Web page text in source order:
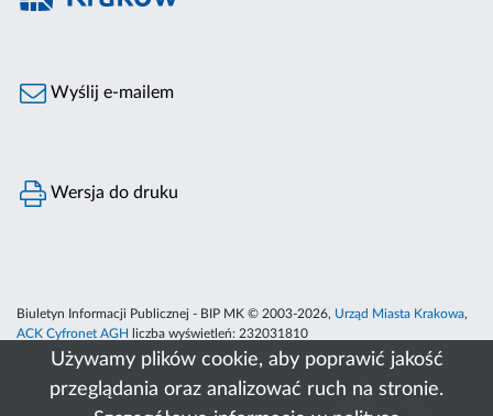
Używamy plików cookie, aby poprawić jakość
przeglądania oraz analizować ruch na stronie.
Wyślij e-mailem
Wersja do druku
Biuletyn Informacji Publicznej - BIP MK © 2003-2026, Urząd Miasta Krakowa,
ACK Cyfronet AGH
liczba wyświetleń: 232031810